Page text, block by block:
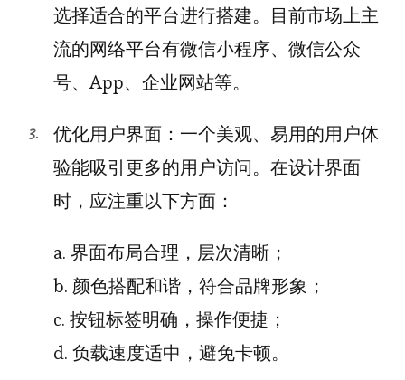
选择适合的平台进行搭建。目前市场上主
流的网络平台有微信小程序、微信公众
号、App、企业网站等。
优化用户界面：一个美观、易用的用户体
验能吸引更多的用户访问。在设计界面
时，应注重以下方面：
a. 界面布局合理，层次清晰；
b. 颜色搭配和谐，符合品牌形象；
c. 按钮标签明确，操作便捷；
d. 负载速度适中，避免卡顿。